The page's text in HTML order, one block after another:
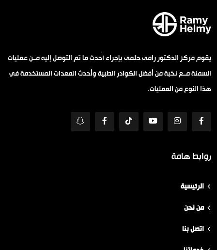
يقوم مركز الدكتور رامى حلمى بإجراء أحدث ما تم التوصل إليه مــن عمليات
السمنة مــع نخبة من أفضل الكوادر الطبية وأحدث المعدات المستخدمة في
هذا النوع من العمليات.
روابط هامة
الرئيسية
من نحن
اتصل بنا